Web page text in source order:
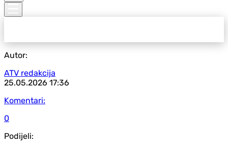
Autor:
ATV redakcija
25.05.2026 17:36
Komentari:
0
Podijeli: